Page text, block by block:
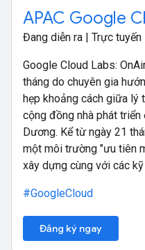
APAC Google
Đang diễn ra | Trực tuyến
Google Cloud Labs:
tháng do chuyên gia
hẹp khoảng cách giữa lý
cộng đồng nhà phát triển
Dương. Kể từ ngày 21
một môi trường "ưu tiên
xây dựng cùng với các
#GoogleCloud
Đăng ký ngay